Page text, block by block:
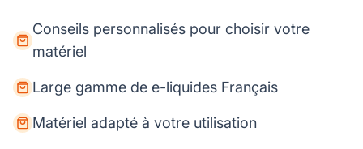
Conseils personnalisés pour choisir votre
matériel
Large gamme de e-liquides Français
Matériel adapté à votre utilisation